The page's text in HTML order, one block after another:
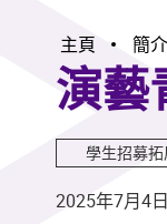
主頁 簡介
演藝
學生招募拓
2025年7月4日